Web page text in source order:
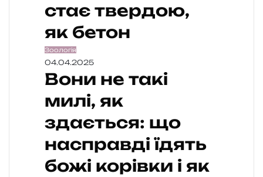
стає твердою,
як бетон
Зоологія
04.04.2025
Вони не такі
милі, як
здається: що
насправді їдять
божі корівки і як